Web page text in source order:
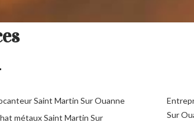
Saint Martin Sur Ouanne
métaux Saint Martin Sur
Sur